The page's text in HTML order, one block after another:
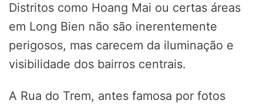
Distritos como Hoang Mai ou certas áreas
em Long Bien não são inerentemente
perigosos, mas carecem da iluminação e
visibilidade dos bairros centrais.
A Rua do Trem, antes famosa por fotos